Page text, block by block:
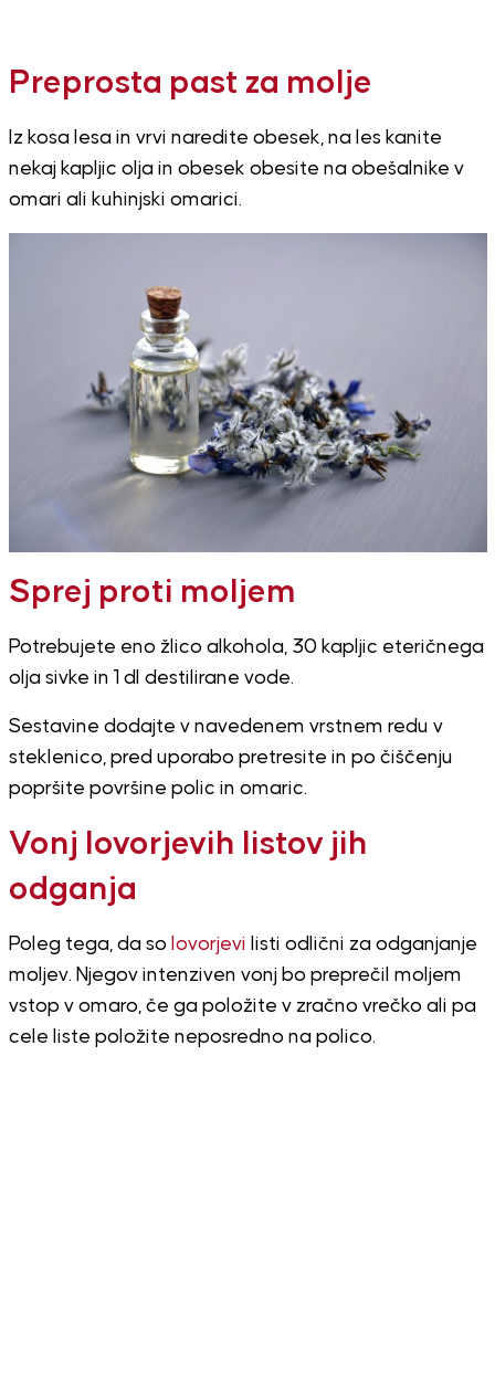
Preprosta past za molje
Iz kosa lesa in vrvi naredite obesek, na les kanite
nekaj kapljic olja in obesek obesite na obešalnike v
omari ali kuhinjski omarici.
Sprej proti moljem
Potrebujete eno žlico alkohola, 30 kapljic eteričnega
olja sivke in 1 dl destilirane vode.
Sestavine dodajte v navedenem vrstnem redu v
steklenico, pred uporabo pretresite in po čiščenju
popršite površine polic in omaric.
Vonj lovorjevih listov jih
odganja
Poleg tega, da so lovorjevi listi odlični za odganjanje
moljev. Njegov intenziven vonj bo preprečil moljem
vstop v omaro, če ga položite v zračno vrečko ali pa
cele liste položite neposredno na polico.